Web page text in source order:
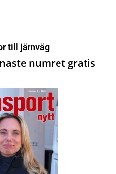
till järnväg
numret gratis